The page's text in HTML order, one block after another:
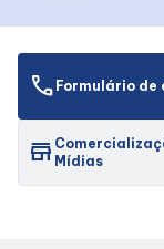
Horários
Entretenimento
call Formulário de
store Mídias